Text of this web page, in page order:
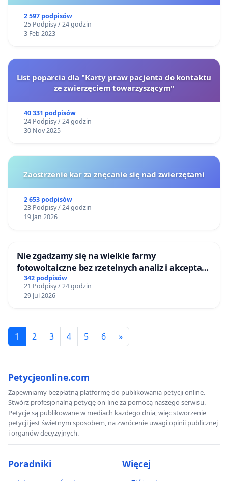
2 597 podpisów
25 Podpisy / 24 godzin
3 Feb 2023
List poparcia dla "Karty praw pacjenta do kontaktu
ze zwierzęciem towarzyszącym"
40 331 podpisów
24 Podpisy / 24 godzin
30 Nov 2025
Zaostrzenie kar za znęcanie się nad zwierzętami
2 653 podpisów
23 Podpisy / 24 godzin
19 Jan 2026
Nie zgadzamy się na wielkie farmy
fotowoltaiczne bez rzetelnych analiz i akceptacji
mieszkańców
342 podpisów
21 Podpisy / 24 godzin
29 Jul 2026
1 2 3 4 5 6 »
Petycjeonline.com
Zapewniamy bezpłatną platformę do publikowania petycji online.
Stwórz profesjonalną petycję on-line za pomocą naszego serwisu.
Petycje są publikowane w mediach każdego dnia, więc stworzenie
petycji jest świetnym sposobem, na zwrócenie uwagi opinii publicznej
i organów decyzyjnych.
Poradniki Więcej